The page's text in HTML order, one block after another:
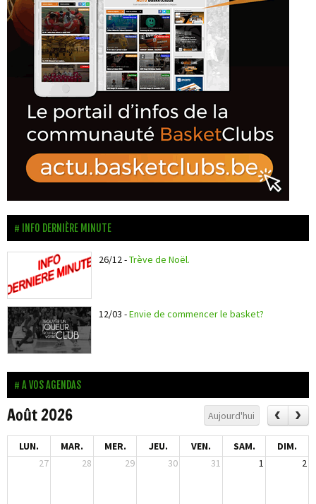
INFO DERNIÈRE MINUTE
26/12-Trève de Noël.
12/03 -Envie de commencer le basket?
A VOS AGENDAS
Août 2026 Aujourd'hui
LUN. MAR. MER. JEU. VEN. SAM.
DIM.
27
28 29 30 31 1 2